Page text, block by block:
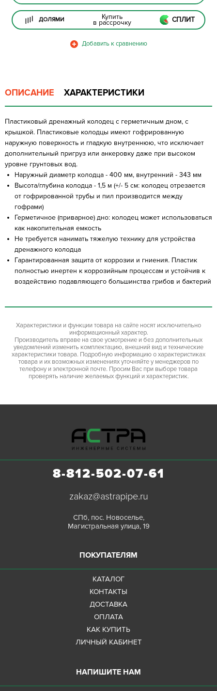
ДОЛЯМИ Купить
в рассрочку СПЛИТ
ОПИСАНИЕ ХАРАКТЕРИСТИКИ
Пластиковый дренажный колодец с герметичным дном, с
крышкой. Пластиковые колодцы имеют гофрированную
наружную поверхность и гладкую внутреннюю, что исключает
дополнительный пригруз или анкеровку даже при высоком
уровне грунтовых вод.
Наружный диаметр колодца - 400 мм, внутренний - 343 мм
Высота/глубина колодца - 1,5 м (+/- 5 см: колодец отрезается
от гофрированной трубы и пил производится между
гофрами)
Герметичное (приварное) дно: колодец может использоваться
как накопительная емкость
Не требуется нанимать тяжелую технику для устройства
дренажного колодца
Гарантированная защита от коррозии и гниения. Пластик
полностью инертен к коррозийным процессам и устойчив к
воздействию подавляющего большинства грибов и бактерий
Характеристики и функции товара на сайте носят исключительно
информационный характер.
Производитель вправе на свое усмотрение и без дополнительных
уведомлений изменить комплектацию, внешний вид и технические
характеристики товара. Подробную информацию о характеристиках
товара и их возможных изменениях уточняйте у менеджеров по
телефону и электронной почте. Просим Вас при выборе товара
проверять наличие желаемых функций и характеристик.
8-812-502-07-61
zakaz@astrapipe.ru
СПб, пос. Новоселье,
Магистральная улица, 19
ПОКУПАТЕЛЯМ
КАТАЛОГ
КОНТАКТЫ
ДОСТАВКА
ОПЛАТА
КАК КУПИТЬ
ЛИЧНЫЙ КАБИНЕТ
НАПИШИТЕ НАМ